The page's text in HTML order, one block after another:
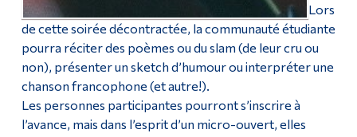
Lors
de cette soirée décontractée, la communauté étudiante
pourra réciter des poèmes ou du slam (de leur cru ou
non), présenter un sketch d’humour ou interpréter une
chanson francophone (et autre!).
Les personnes participantes pourront s’inscrire à
l’avance, mais dans l’esprit d’un micro-ouvert, elles